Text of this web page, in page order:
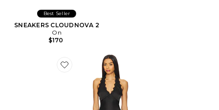
Best Seller
SNEAKERS CLOUDNOVA 2
On
$170
Favorite ROBE STARS ALIGN